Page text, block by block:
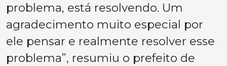
problema, está resolvendo. Um
agradecimento muito especial por
ele pensar e realmente resolver esse
problema”, resumiu o prefeito de